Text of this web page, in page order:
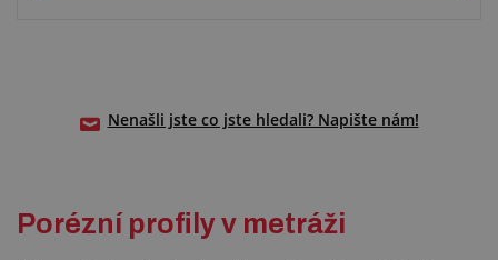
Nenašli jste co jste hledali? Napište nám!
Porézní profily v metráži